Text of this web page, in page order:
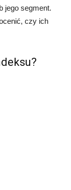
jego segment.
czy ich